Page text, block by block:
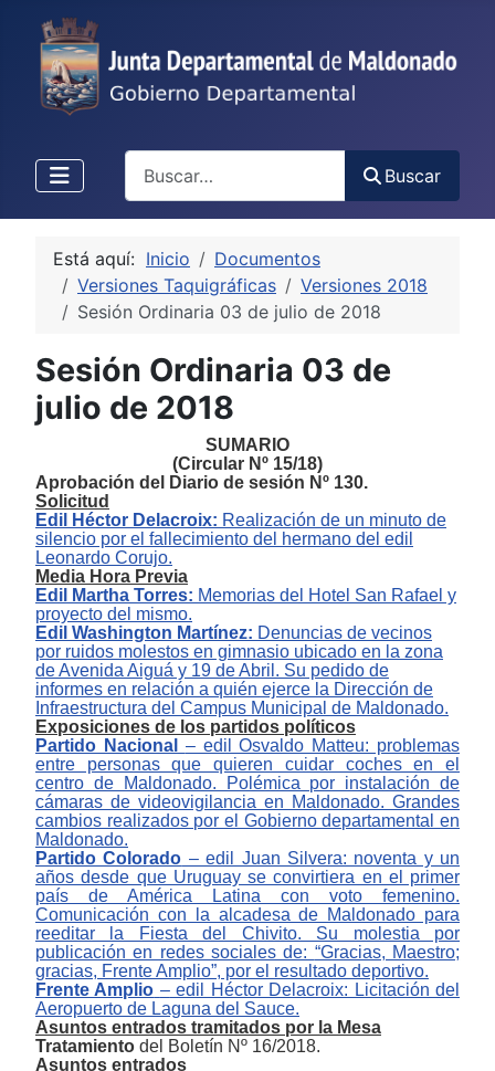
Buscar
Está aquí: Inicio
Documentos
Versiones Taquigráficas
Versiones 2018
Sesión Ordinaria 03 de julio de 2018
Sesión Ordinaria 03 de
julio de 2018
SUMARIO
(Circular Nº 15/18)
Aprobación del Diario de sesión Nº 130.
Solicitud
Edil Héctor Delacroix: Realización de un minuto de
silencio por el fallecimiento del hermano del edil
Leonardo Corujo.
Media Hora Previa
Edil Martha Torres: Memorias del Hotel San Rafael y
proyecto del mismo.
Edil Washington Martínez: Denuncias de vecinos
por ruidos molestos en gimnasio ubicado en la zona
de Avenida Aiguá y 19 de Abril . Su pedido de
informes en relación a quién ejerce la Dirección de
Infraestructura del Campus Municipal de Maldonado.
Exposiciones de los partidos políticos
Partido Nacional
– edil Osvaldo Matteu: problemas
entre personas que quieren cuidar coches en el
centro de Maldonado. Polémica por instalación de
cámaras de videovigilancia en Maldonado. Grandes
cambios realizados por el Gobierno departamental en
Maldonado.
Partido Colorado – edil Juan Silvera: noventa y un
años desde que Uruguay se convirtiera en el primer
país de América Latina con voto femenino.
Comunicación con la alcadesa de Maldonado para
reeditar la Fiesta del Chivito. Su molestia por
publicación en redes sociales de: “Gracias, Maestro;
gracias, Frente Amplio”, por el resultado deportivo.
Frente Amplio ‒edil Héctor Delacroix: Licitación del
Aeropuerto de Laguna del Sauce.
Asuntos entrados tramitados por la Mesa
Tratamiento del Boletín Nº 16/2018.
Asuntos entrados